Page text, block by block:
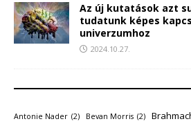
Az új kutatások azt
tudatunk képes
univerzumhoz
2024.10.27.
Antonie Nader (2) Bevan Morris (2)